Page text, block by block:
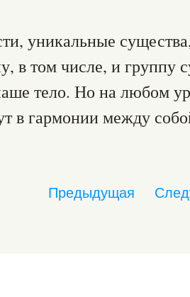
уникальные
в том числе, и группу
тело. Но на любом
в гармонии между
Предыдущая